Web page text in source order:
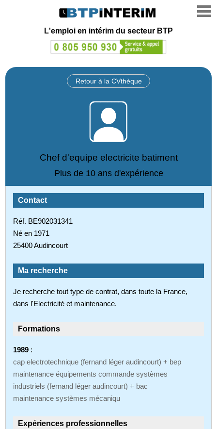
L'emploi en intérim du secteur BTP
Retour à la CVthèque
Chef d'equipe electricite batiment
Plus de 10 ans d'expérience
Contact
Réf. BE902031341
Né en 1971
25400 Audincourt
Ma recherche
Je recherche tout type de contrat, dans toute la France,
dans l'Electricité et maintenance.
Formations
1989 :
cap electrotechnique (fernand léger audincourt) + bep
maintenance équipements commande systèmes
industriels (fernand léger audincourt) + bac
maintenance systèmes mécaniqu
Expériences professionnelles